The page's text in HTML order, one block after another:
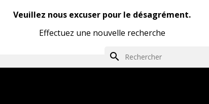
Veuillez nous excuser pour le désagrément.
Effectuez une nouvelle recherche
search